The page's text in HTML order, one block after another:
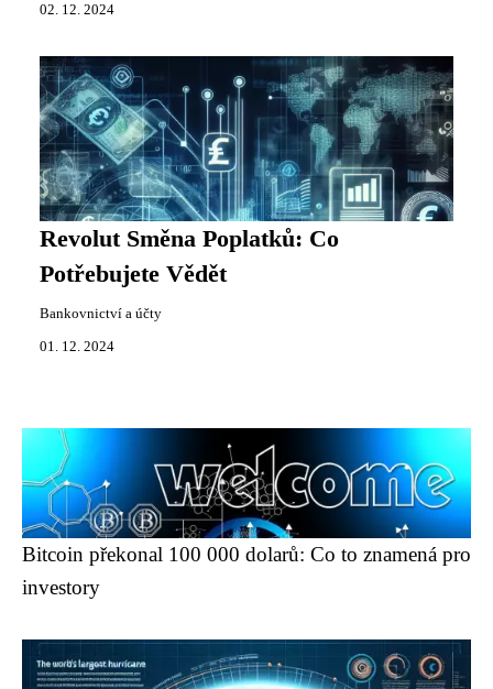
02. 12. 2024
Revolut Směna Poplatků: Co
Potřebujete Vědět
Bankovnictví a účty
01. 12. 2024
Bitcoin překonal 100 000 dolarů: Co to znamená pro
investory